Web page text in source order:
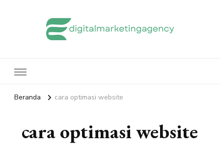
Beranda cara optimasi website
cara optimasi website